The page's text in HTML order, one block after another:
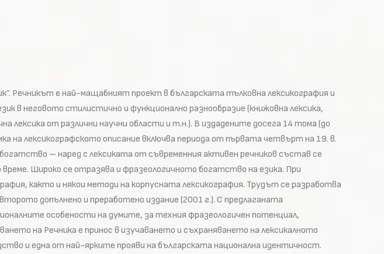
Речникът е най-мащабният проект в българската тълковна лексикография и
в неговото стилистично и функционално разнообразие (книжовна лексика,
лексика от различни научни области и т.н.). В издадените досега 14 тома (до
на лексикографското описание включва периода от първата четвърт на 19. в.
– наред с лексиката от съвременния активен речников състав се
Широко се отразява и фразеологичното богатство на езика. При
както и някои методи на корпусната лексикография. Трудът се разработва
допълнено и преработено издание (2001 г.). С предлаганата
особености на думите, за техния фразеологичен потенциал,
на Речника е принос в изучаването и съхраняването на лексикалното
и една от най-ярките прояви на българската национална идентичност.